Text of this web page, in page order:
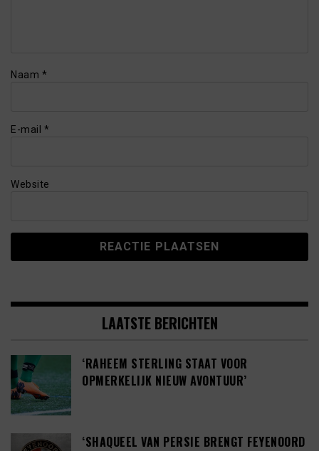
Naam *
E-mail *
Website
LAATSTE BERICHTEN
‘RAHEEM STERLING STAAT VOOR
OPMERKELIJK NIEUW AVONTUUR’
‘SHAQUEEL VAN PERSIE BRENGT FEYENOORD